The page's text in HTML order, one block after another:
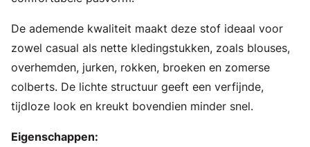
De ademende kwaliteit maakt deze stof ideaal voor
zowel casual als nette kledingstukken, zoals blouses,
overhemden, jurken, rokken, broeken en zomerse
colberts. De lichte structuur geeft een verfijnde,
tijdloze look en kreukt bovendien minder snel.
Eigenschappen: